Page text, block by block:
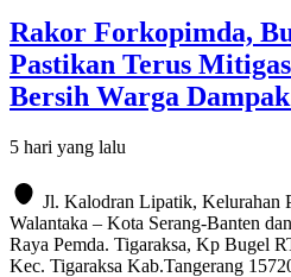
Rakor Forkopimda,
Pastikan Terus
Bersih Warga
5 hari yang lalu
Jl. Kalodran Lipatik, Kelurahan
Walantaka – Kota Serang-Banten
Raya Pemda. Tigaraksa, Kp Bugel
Kec. Tigaraksa Kab.Tangerang